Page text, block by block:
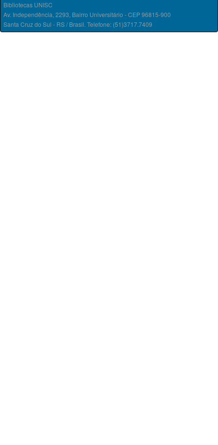
Bibliotecas UNISC
Av. Independência, 2293, Bairro Universitário - CEP 96815-900
Santa Cruz do Sul - RS / Brasil. Telefone: (51)3717.7409